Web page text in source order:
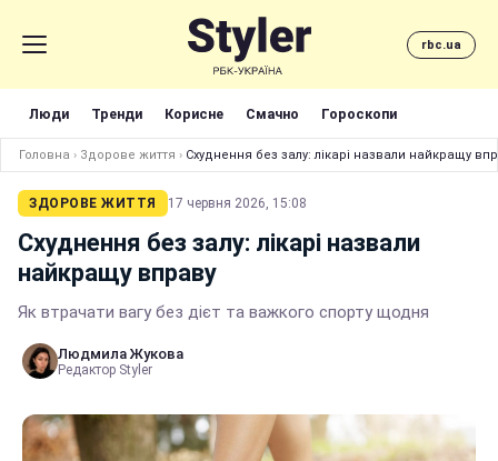
rbc.ua
Люди Тренди Корисне Смачно Гороскопи
Головна › Здорове життя › Схуднення без залу: лікарі назвали найкращу
ЗДОРОВЕ ЖИТТЯ 17 червня 2026, 15:08
Схуднення без залу: лікарі назвали
найкращу вправу
Як втрачати вагу без дієт та важкого спорту щодня
Людмила Жукова
Редактор Styler